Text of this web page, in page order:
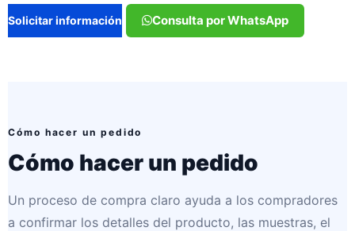
Solicitar información Consulta por WhatsApp
Cómo hacer un pedido
Cómo hacer un pedido
Un proceso de compra claro ayuda a los compradores
a confirmar los detalles del producto, las muestras, el